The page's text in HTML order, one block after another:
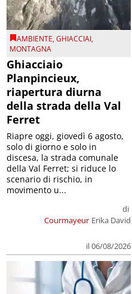
AMBIENTE,GHIACCIAI,
MONTAGNA
Ghiacciaio
Planpincieux,
riapertura diurna
della strada della Val
Ferret
Courmayeur
di
Erika David
il 06/08/2026
Riapre oggi, giovedì 6 agosto,
solo di giorno e solo in
discesa, la strada comunale
della Val Ferret; si riduce lo
scenario di rischio, in
movimento u...